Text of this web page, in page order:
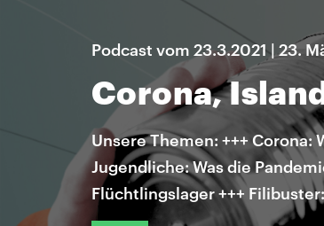
Podcast vom 23.3.2021 | 23.
Corona,
Unsere Themen: +++
Jugendliche: Was die
Flüchtlingslager +++